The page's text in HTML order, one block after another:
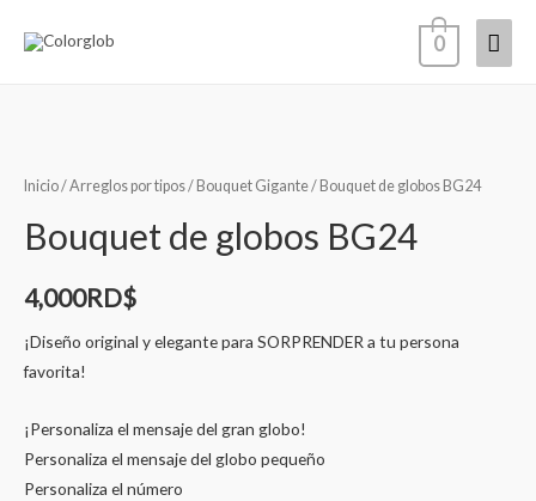
0
Inicio/Arreglos por tipos/ Bouquet Gigante/ Bouquet de globos BG24
Bouquet de globos BG24
4,000RD$
¡Diseño original y elegante para SORPRENDER a tu persona
favorita!
¡Personaliza el mensaje del gran globo!
Personaliza el mensaje del globo pequeño
Personaliza el número